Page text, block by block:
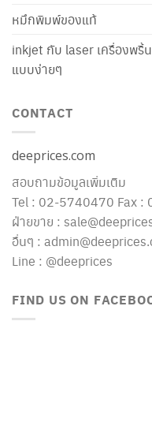
หมึกพิมพ์ของแท้
inkjet กับ laser เครื่องพริ้
แบบง่ายๆ
CONTACT
deeprices.com
สอบถามข้อมูลเพิ่มเติม
Tel : 02-5740470 Fax :
ฝ่ายขาย :
อื่นๆ :
Line : @deeprices
FIND US ON